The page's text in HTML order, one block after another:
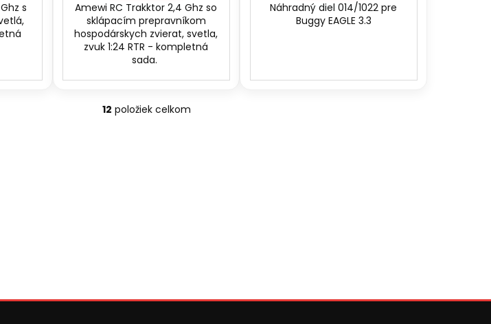
s
Amewi RC Trakktor 2,4 Ghz so
sklápacím prepravníkom
hospodárskych zvierat, svetla,
zvuk 1:24 RTR - kompletná
sada.
Náhradný diel 014/1022 pre
Buggy EAGLE 3.3
O
k
12 položiek celkom